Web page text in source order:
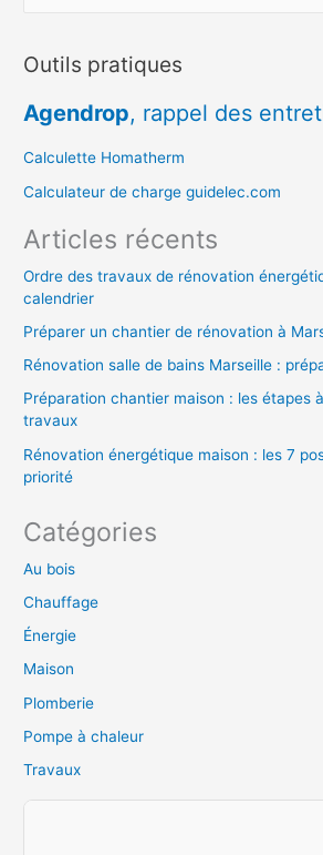
h
r
c
h
r
:
Outils pratiques
Agendrop, rappel des
Calculette Homatherm
Calculateur de charge guidelec.com
Articles récents
Ordre des travaux de rénovation
calendrier
Préparer un chantier de rénovation à
Rénovation salle de bains Marseille :
Préparation chantier maison : les étapes
travaux
Rénovation énergétique maison : les 7
priorité
Catégories
Au bois
Chauffage
Énergie
Maison
Plomberie
Pompe à chaleur
Travaux